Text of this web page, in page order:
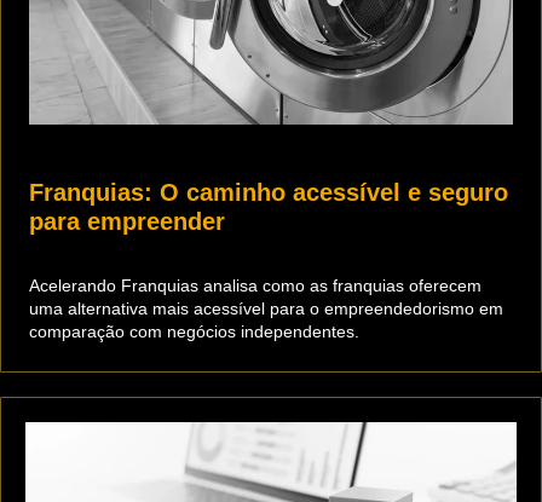
Franquias: O caminho acessível e seguro
para empreender
Acelerando Franquias analisa como as franquias oferecem
uma alternativa mais acessível para o empreendedorismo em
comparação com negócios independentes.